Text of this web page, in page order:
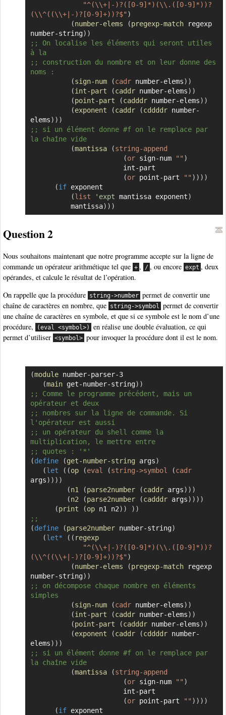
"^(\\+|-)?([0-9]*)(\\.([0-9]*))?
(\\^((\\+|-)?[0-9]+))?$" )
(number-elems (pregexp-match regexp
number-string) )
;; On localise les éléments qui seront utiles
à la
;; construction du nombre et on leur donne des
noms :
(sign-num (cadr number-elems) )
(int-part (caddr number-elems) )
(point-part (cadddr number-elems) )
(exponent (caddr (cddddr number-
elems) ) )
;; si un élément donne #f on le remplace par
la chaîne vide
(mantissa (string-append
(or sign-num "" )
(or point-part "" ) ) ) )
(if exponent
(list 'expt mantissa exponent)
          mantissa
) ) )
Question 2
Nous souhaitons maintenant que notre programme accepte sur la ligne de
commande un opérateur arithmétique tel que + , / , ou encore expt , deux
opérandes, et calcule le résultat de l’opération.
On rappelle que la procédure string->number permet de convertir une
chaîne de caractères en nombre, que string->symbol permet de convertir
une chaîne de caractères en symbole, et que si ce symbole est le nom d’une
procédure,
(eval <symbol>)
en réalise une double évaluation, ce qui
permet d’utiliser <symbol> pour invoquer la procédure dont il est le nom.
(module number-parser-3
(main get-number-string) )
;; Comme le programme précédent, mais un
opérateur et deux
;; nombres sur la ligne de commande. Si
l'opérateur est aussi
;; un opérateur du shell comme la
multiplication, le mettre entre
;; quotes : '*'
(define (get-number-string args)
(let ( (op (eval (string->symbol (cadr
args) ) ) )
(n1 (parse2number (caddr args) ) )
(n2 (parse2number (cadddr args) ) ) )
(print (op n1 n2) ) ) )
;;
(define (parse2number number-string)
(let* ( ( regexp
"^(\\+|-)?([0-9]*)(\\.([0-9]*))?
(\\^((\\+|-)?[0-9]+))?$" )
(number-elems (pregexp-match regexp
number-string) )
;; on décompose chaque nombre en éléments
simples
(sign-num (cadr number-elems) )
(int-part (caddr number-elems) )
(point-part (cadddr number-elems) )
(exponent (caddr (cddddr number-
elems) ) )
;; si un élément donne #f on le remplace par
la chaîne vide
(mantissa (string-append
(or sign-num "" )
(or point-part "" ) ) ) )
(if exponent